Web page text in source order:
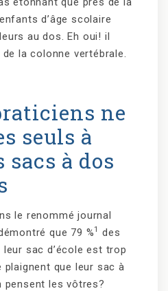
d’âge scolaire
au dos. Eh oui! il
la colonne vertébrale.
ne
seuls à
à dos
le renommé journal
que 79 %1
des
sac d’école est trop
plaignent que leur sac à
pensent les vôtres?